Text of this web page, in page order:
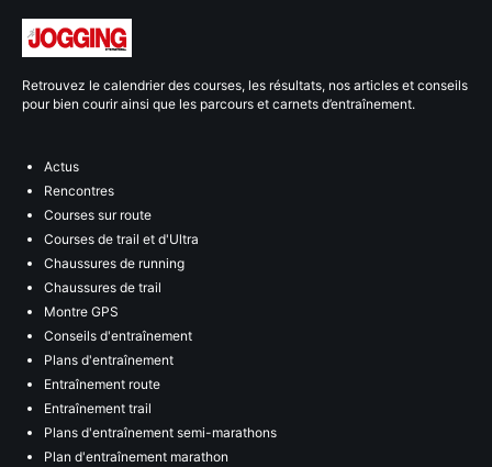
Retrouvez le calendrier des courses, les résultats, nos articles et conseils
pour bien courir ainsi que les parcours et carnets d’entraînement.
Actus
Rencontres
Courses sur route
Courses de trail et d'Ultra
Chaussures de running
Chaussures de trail
Montre GPS
Conseils d'entraînement
Plans d'entraînement
Entraînement route
Entraînement trail
Plans d'entraînement semi-marathons
Plan d'entraînement marathon